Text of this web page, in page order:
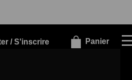
/ S'inscrire Panier